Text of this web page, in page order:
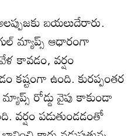
బయలుదేరారు.
మ్యాప్స్‌ ఆధారంగా
కావడం, వర్షం
కష్టంగా ఉంది. కురప్పంతర
రోడ్డు వైపు కాకుండా
వర్షం పడుతుండడంతో